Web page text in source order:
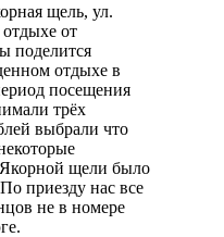
щель, ул.
от
поделится
отдыхе в
посещения
трёх
выбрали что
щели было
приезду нас все
не в номере